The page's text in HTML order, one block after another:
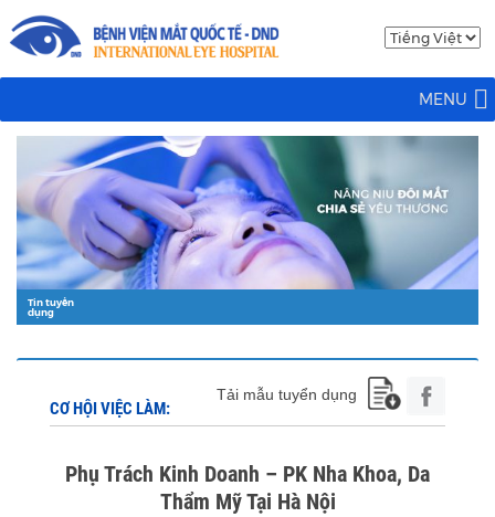
MENU
Tin tuyển
dụng
CƠ HỘI VIỆC LÀM:
Tải mẫu tuyển dụng
Phụ Trách Kinh Doanh – PK Nha Khoa, Da
Thẩm Mỹ Tại Hà Nội